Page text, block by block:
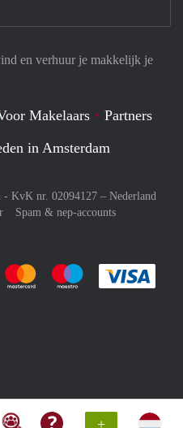
+
en verhuur je makkelijk je
Makelaars
Partners
in Amsterdam
- KvK nr. 02094127 – Nederland
Spam & nep-accounts
rekent gemakkelijk af met Paypal
Je rekent gemakkelijk af met
Je rekent